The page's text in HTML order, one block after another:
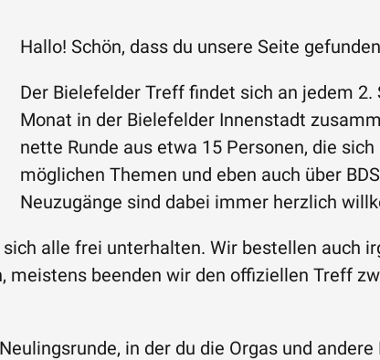
Hallo! Schön, dass du unsere Seite
Der Bielefelder Treff findet sich an jedem 2.
Monat in der Bielefelder Innenstadt
nette Runde aus etwa 15 Personen, die sich
möglichen Themen und eben auch über
Neuzugänge sind dabei immer herzlich
alle frei unterhalten. Wir bestellen auch
beenden wir den offiziellen Treff
in der du die Orgas und andere